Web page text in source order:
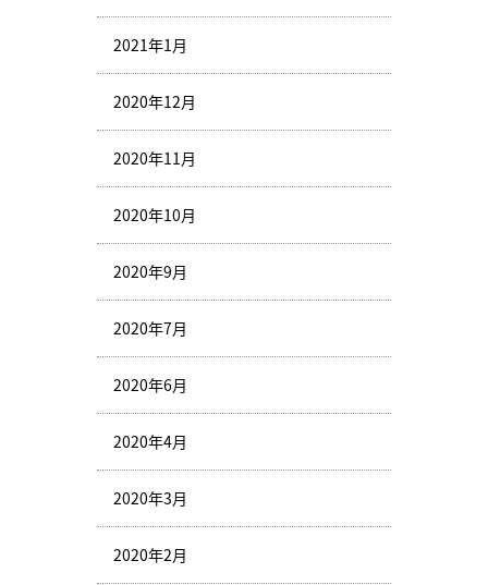
2021年1月
2020年12月
2020年11月
2020年10月
2020年9月
2020年7月
2020年6月
2020年4月
2020年3月
2020年2月